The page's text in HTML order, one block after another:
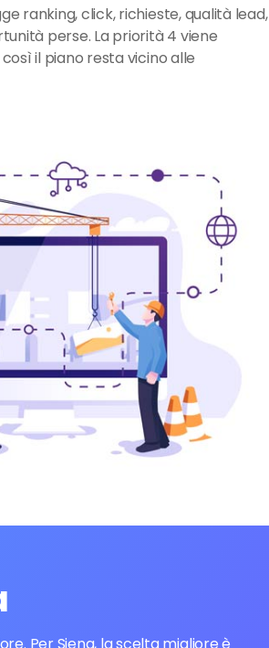
ranking, click, richieste, qualità lead,
perse. La priorità 4 viene
il piano resta vicino alle